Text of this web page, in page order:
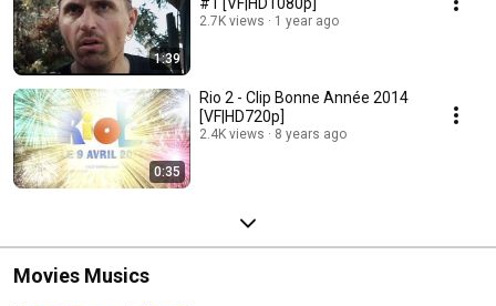
1:39
2.7K views 1 year ago
0:35
Rio 2 - Clip Bonne Année 2014
[VF|HD720p]
2.4K views 8 years ago
Movies Musics